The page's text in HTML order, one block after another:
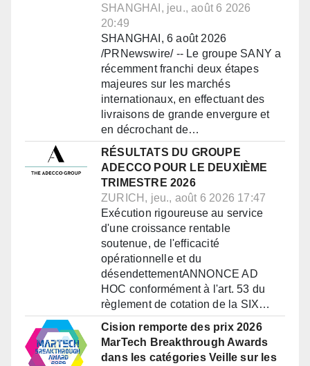
SHANGHAI, jeu., août 6 2026
20:49
SHANGHAI, 6 août 2026
/PRNewswire/ -- Le groupe SANY a
récemment franchi deux étapes
majeures sur les marchés
internationaux, en effectuant des
livraisons de grande envergure et
en décrochant de…
RÉSULTATS DU GROUPE
ADECCO POUR LE DEUXIÈME
TRIMESTRE 2026
ZURICH, jeu., août 6 2026 17:47
Exécution rigoureuse au service
d'une croissance rentable
soutenue, de l'efficacité
opérationnelle et du
désendettementANNONCE AD
HOC conformément à l'art. 53 du
règlement de cotation de la SIX…
Cision remporte des prix 2026
MarTech Breakthrough Awards
dans les catégories Veille sur les